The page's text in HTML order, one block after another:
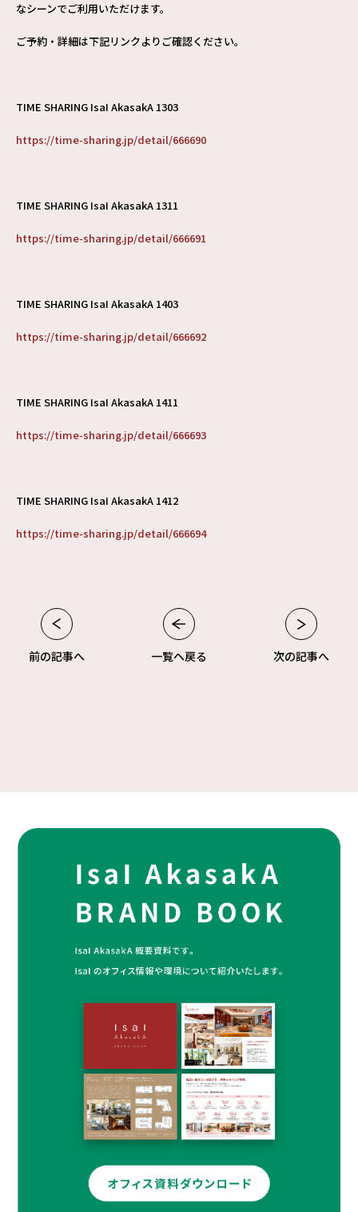
なシーンでご利用いただけます。
ご予約・詳細は下記リンクよりご確認ください。
TIME SHARING IsaI AkasakA 1303
https://time-sharing.jp/detail/666690
TIME SHARING IsaI AkasakA 1311
https://time-sharing.jp/detail/666691
TIME SHARING IsaI AkasakA 1403
https://time-sharing.jp/detail/666692
TIME SHARING IsaI AkasakA 1411
https://time-sharing.jp/detail/666693
TIME SHARING IsaI AkasakA 1412
https://time-sharing.jp/detail/666694
前の記事へ 一覧へ戻る 次の記事へ